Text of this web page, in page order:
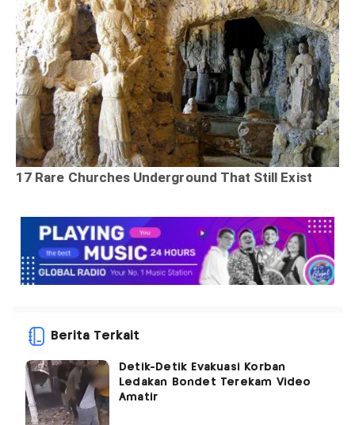
Berita Terkait
Detik-Detik Evakuasi Korban
Ledakan Bondet Terekam Video
Amatir